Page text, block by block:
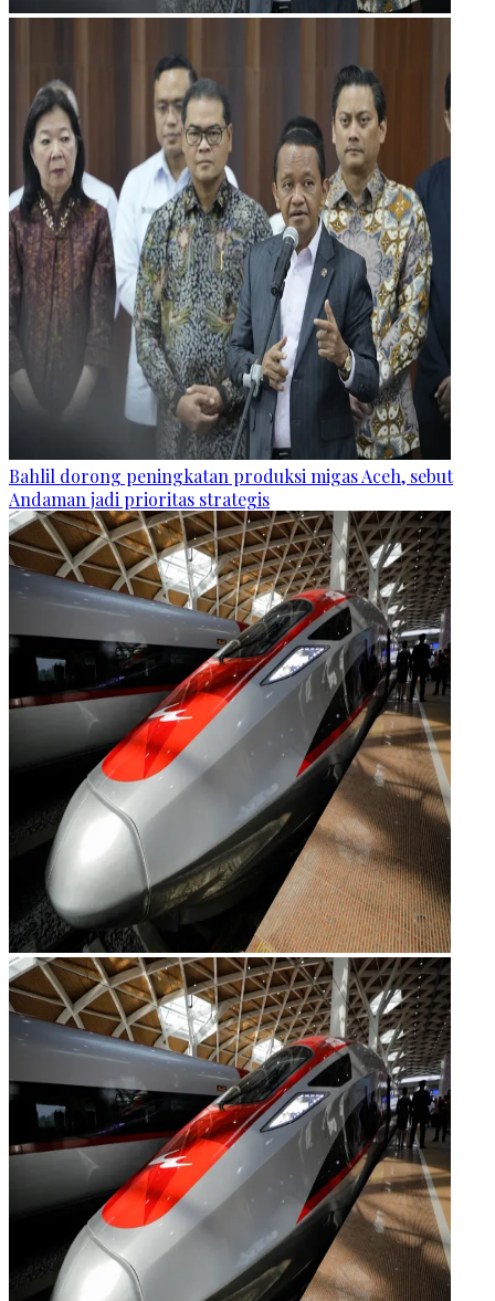
Bahlil dorong peningkatan produksi migas Aceh, sebut
Andaman jadi prioritas strategis